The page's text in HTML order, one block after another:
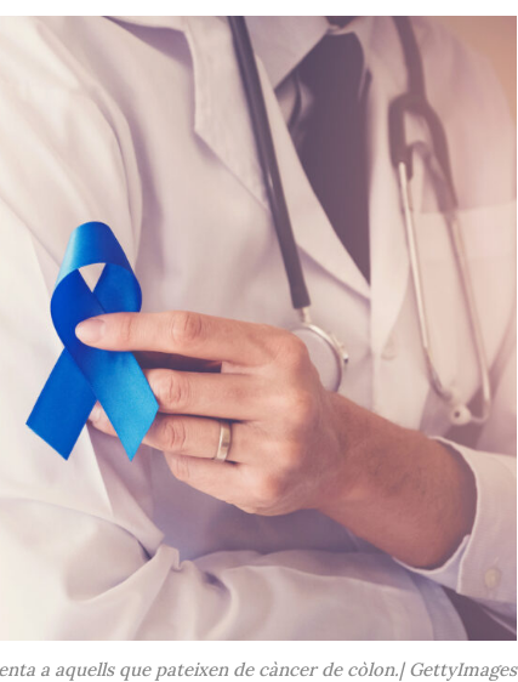
a aquells que pateixen de càncer de còlon.| GettyImages